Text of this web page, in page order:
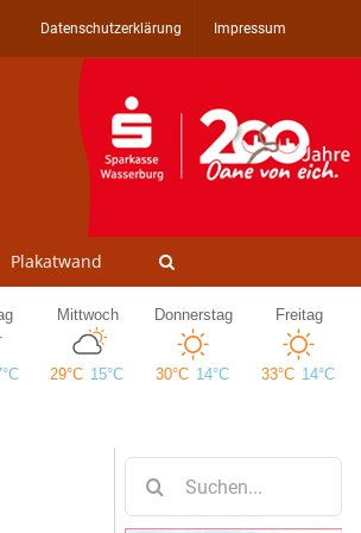
Datenschutzerklärung Impressum
Plakatwand
nach: